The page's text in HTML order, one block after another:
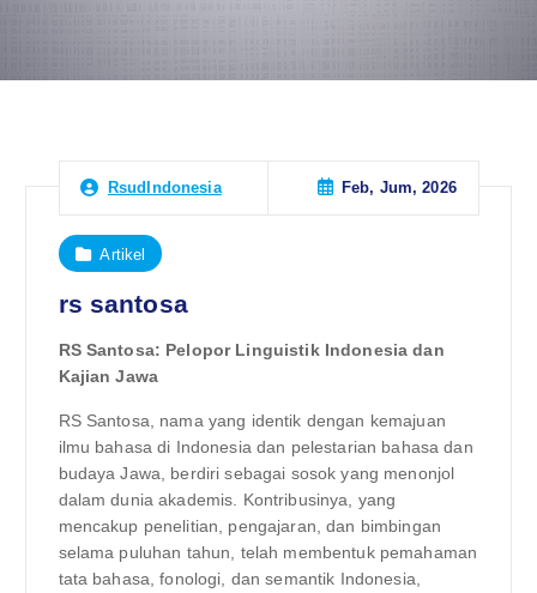
RsudIndonesia Feb, Jum, 2026
Artikel
rs santosa
RS Santosa: Pelopor Linguistik Indonesia dan
Kajian Jawa
RS Santosa, nama yang identik dengan kemajuan
ilmu bahasa di Indonesia dan pelestarian bahasa dan
budaya Jawa, berdiri sebagai sosok yang menonjol
dalam dunia akademis. Kontribusinya, yang
mencakup penelitian, pengajaran, dan bimbingan
selama puluhan tahun, telah membentuk pemahaman
tata bahasa, fonologi, dan semantik Indonesia,